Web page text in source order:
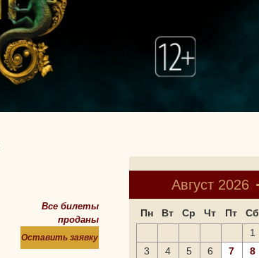
Все билеты
проданы
Оставить заявку
Август 2026
Пн Вт Ср Чт Пт Сб
1
3
4 5 6 7 8